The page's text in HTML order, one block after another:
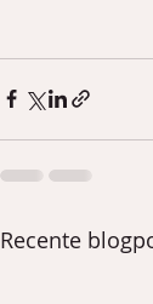
Recente